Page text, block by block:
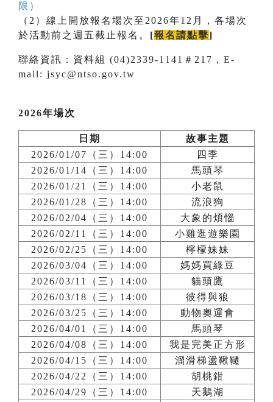
限）
（2）線上開放報名場次至2026年12月，各場次
於活動前之週五截止報名。 [報名請點擊]
聯絡資訊：資料組 (04)2339-1141＃217，E-
mail: jsyc@ntso.gov.tw
2026年場次
日期
故事主題
2026/01/07（三）14:00
四季
2026/01/14（三）14:00
馬頭琴
2026/01/21（三）14:00
小老鼠
2026/01/28（三）14:00
流浪狗
2026/02/04（三）14:00
大象的煩惱
2026/02/11（三）14:00
小雞逛遊樂園
2026/02/25（三）14:00
檸檬妹妹
2026/03/04（三）14:00
媽媽買綠豆
2026/03/11（三）14:00
貓頭鷹
2026/03/18（三）14:00
彼得與狼
2026/03/25（三）14:00
動物奧運會
2026/04/01（三）14:00
馬頭琴
2026/04/08（三）14:00
我是完美正方形
2026/04/15（三）14:00
溜滑梯盪鞦韆
2026/04/22（三）14:00
胡桃鉗
2026/04/29（三）14:00
天鵝湖